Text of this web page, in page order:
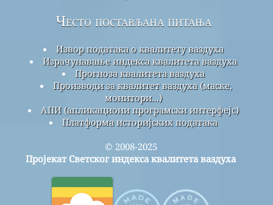
Често постављана питања
Извор података о квалитету ваздуха
Израчунавање индекса квалитета ваздуха
Прогноза квалитета ваздуха
Производи за квалитет ваздуха (маске,
монитори...)
АПИ (апликациони програмски интерфејс)
Платформа историјских података
© 2008-2025
Пројекат Светског индекса квалитета ваздуха